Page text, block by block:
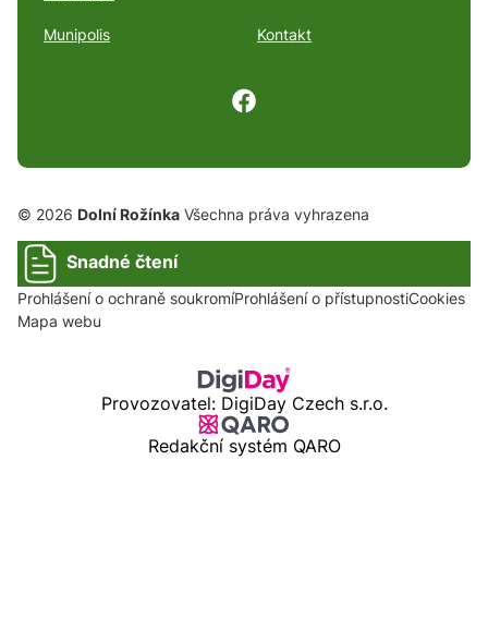
Munipolis Kontakt
© 2026 Dolní Rožínka Všechna práva vyhrazena
Snadné čtení
Prohlášení o ochraně soukromíProhlášení o přístupnostiCookies
Mapa webu
Provozovatel: DigiDay Czech s.r.o.
Redakční systém QARO